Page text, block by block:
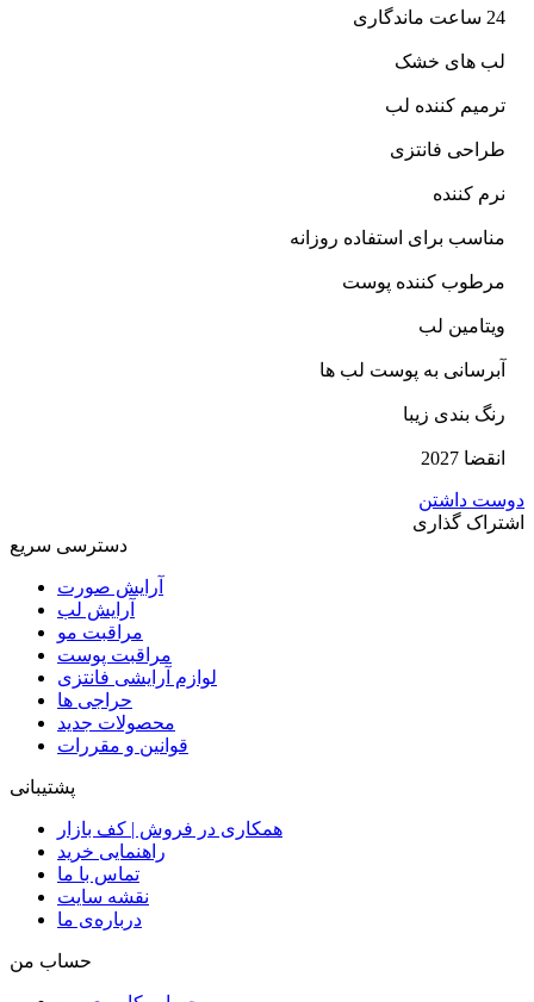
لب های خشک
ترمیم کننده لب
طراحی فانتزی
نرم کننده
مناسب برای استفاده روزانه
مرطوب کننده پوست
ویتامین لب
آبرسانی به پوست لب ها
رنگ بندی زیبا
انقضا 2027
دوست داشتن
اشتراک گذاری
دسترسی سریع
آرایش صورت
آرایش لب
مراقبت مو
مراقبت پوست
لوازم آرایشی فانتزی
حراجی ها
محصولات جدید
قوانین و مقررات
پشتیبانی
همکاری در فروش | کف بازار
راهنمایی خرید
تماس با ما
نقشه سایت
درباره‌ی ما
حساب من